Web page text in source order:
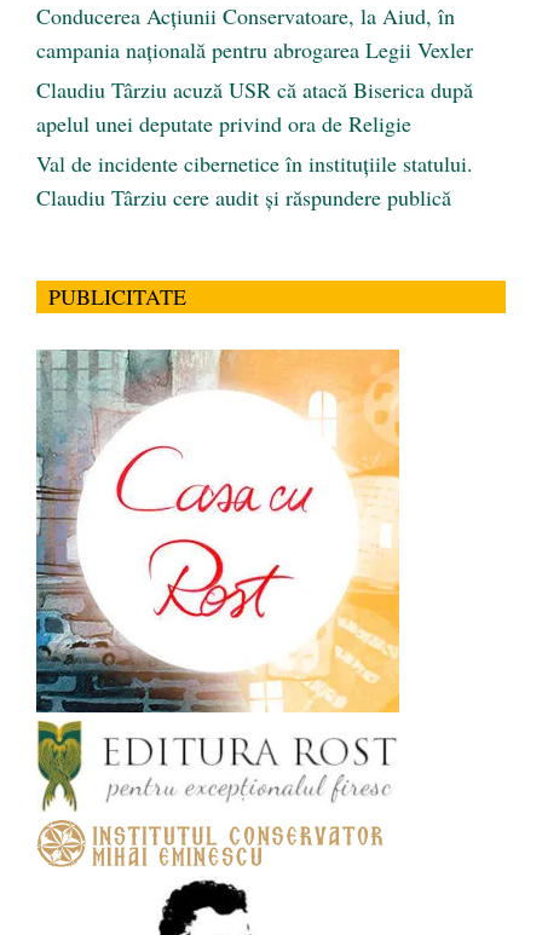
Conducerea Acțiunii Conservatoare, la Aiud, în
campania națională pentru abrogarea Legii Vexler
Claudiu Târziu acuză USR că atacă Biserica după
apelul unei deputate privind ora de Religie
Val de incidente cibernetice în instituțiile statului.
Claudiu Târziu cere audit și răspundere publică
PUBLICITATE